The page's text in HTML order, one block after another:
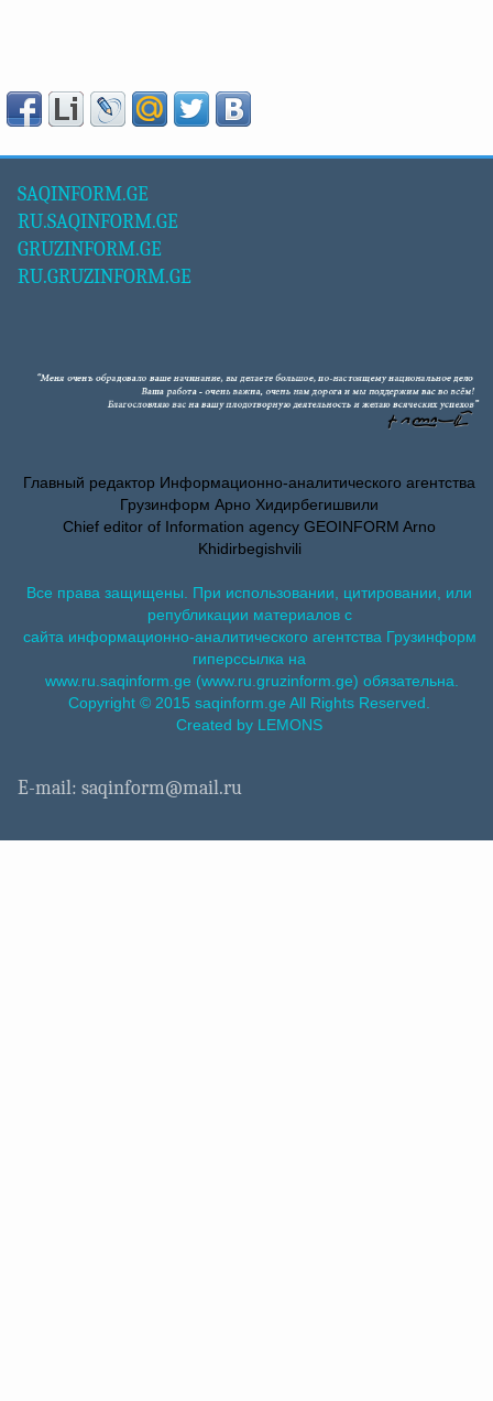
SAQINFORM.GE
RU.SAQINFORM.GE
GRUZINFORM.GE
RU.GRUZINFORM.GE
Главный редактор Информационно-аналитического агентства
Грузинформ Арно Хидирбегишвили
Chief editor of Information agency GEOINFORM Arno
Khidirbegishvili
Все права защищены. При использовании, цитировании, или
републикации материалов с
сайта информационно-аналитического агентства Грузинформ
гиперссылка на
www.ru.saqinform.ge (www.ru.gruzinform.ge) обязательна.
Copyright © 2015 saqinform.ge All Rights Reserved.
Created by LEMONS
E-mail: saqinform@mail.ru